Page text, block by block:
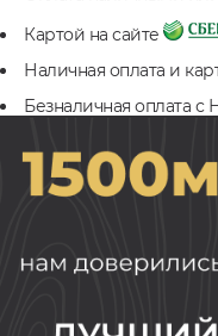
Картой на сайте
Наличная оплата и
Безналичная оплата с